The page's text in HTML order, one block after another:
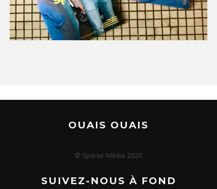
OUAIS OUAIS
© Sparse Média 2020
SUIVEZ-NOUS À FOND